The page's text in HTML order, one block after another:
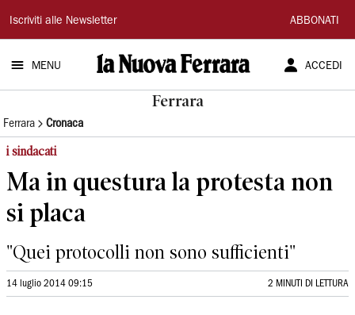
La
Nuova
Ferrara
Iscriviti alle Newsletter ABBONATI
MENU ACCEDI
Ferrara
Ferrara Cronaca
i sindacati
Ma in questura la protesta non
si placa
"Quei protocolli non sono sufficienti"
14 luglio 2014 09:15 2 MINUTI DI LETTURA